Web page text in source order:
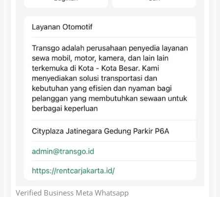
Verified Business Meta Whatsapp